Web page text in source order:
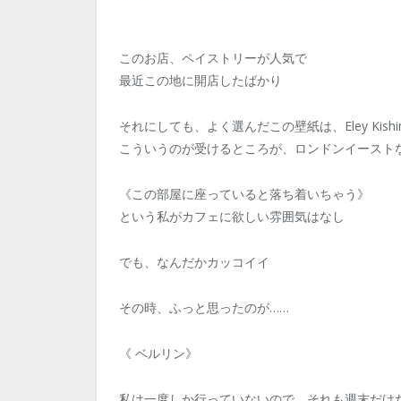
このお店、ペイストリーが人気で
最近この地に開店したばかり
それにしても、よく選んだこの壁紙は、Eley
こういうのが受けるところが、ロンドンイースト
《この部屋に座っていると落ち着いちゃう》
という私がカフェに欲しい雰囲気はなし
でも、なんだかカッコイイ
その時、ふっと思ったのが……
《 ベルリン》